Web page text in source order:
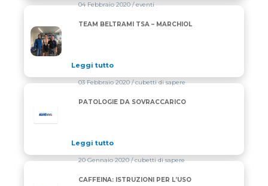
TEAM BELTRAMI TSA – MARCHIOL
04 Febbraio 2020/ eventi
TEAM BELTRAMI TSA – MARCHIOL
Leggi tutto
03 Febbraio 2020/ cubetti di sapere
PATOLOGIE DA SOVRACCARICO
Leggi tutto
20 Gennaio 2020/ cubetti di sapere
CAFFEINA: ISTRUZIONI PER L’USO